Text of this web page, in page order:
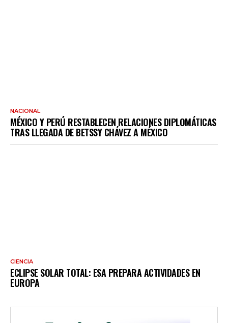
NACIONAL
MÉXICO Y PERÚ RESTABLECEN RELACIONES DIPLOMÁTICAS
TRAS LLEGADA DE BETSSY CHÁVEZ A MÉXICO
CIENCIA
ECLIPSE SOLAR TOTAL: ESA PREPARA ACTIVIDADES EN
EUROPA